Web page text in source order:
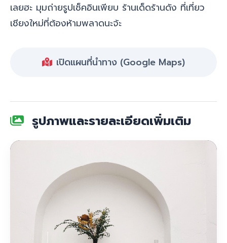
เลยฮะ มุมถ่ายรูปเช็คอินเพียบ ร้านเด็ดร้านดัง ที่เที่ยว
เชียงใหม่ที่ต้องห้ามพลาดนะจ้ะ
เปิดแผนที่นำทาง (Google Maps)
รูปภาพและรายละเอียดเพิ่มเติม